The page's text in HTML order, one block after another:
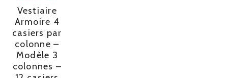
Vestiaire
Armoire 4
casiers par
colonne –
Modèle 3
colonnes –